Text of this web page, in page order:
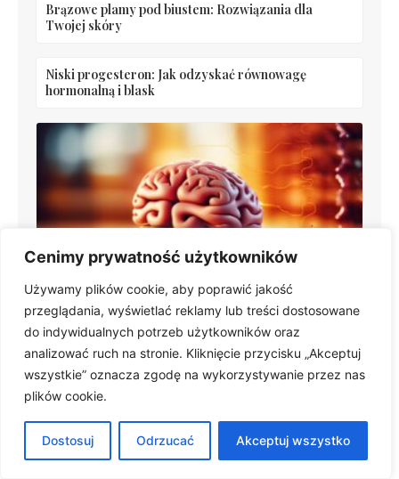
Cenimy prywatność użytkowników
Używamy plików cookie, aby poprawić jakość
przeglądania, wyświetlać reklamy lub treści dostosowane
do indywidualnych potrzeb użytkowników oraz
analizować ruch na stronie. Kliknięcie przycisku „Akceptuj
wszystkie” oznacza zgodę na wykorzystywanie przez nas
plików cookie.
Dostosuj Odrzucać Akceptuj wszystko
Brązowe plamy pod biustem: Rozwiązania dla
Twojej skóry
Niski progesteron: Jak odzyskać równowagę
hormonalną i blask
Wylew krwi do mózgu: Zrozum, zagrożenie i
ratunek już dziś.
Polecane artykuły